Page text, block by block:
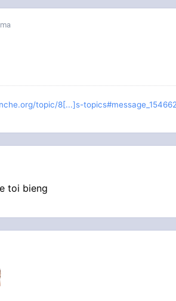
topic/8[...]s-
toi bieng